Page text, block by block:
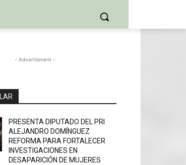
- Advertisment -
PRESENTA DIPUTADO DEL PRI
ALEJANDRO DOMÍNGUEZ
REFORMA PARA FORTALECER
INVESTIGACIONES EN
DESAPARICIÓN DE MUJERES